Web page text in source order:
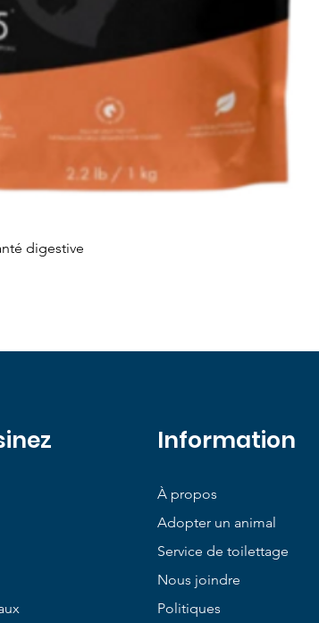
Aperçu rapide
digestive
Information
À propos
Adopter un animal
Service de toilettage
Nous joindre
Politiques